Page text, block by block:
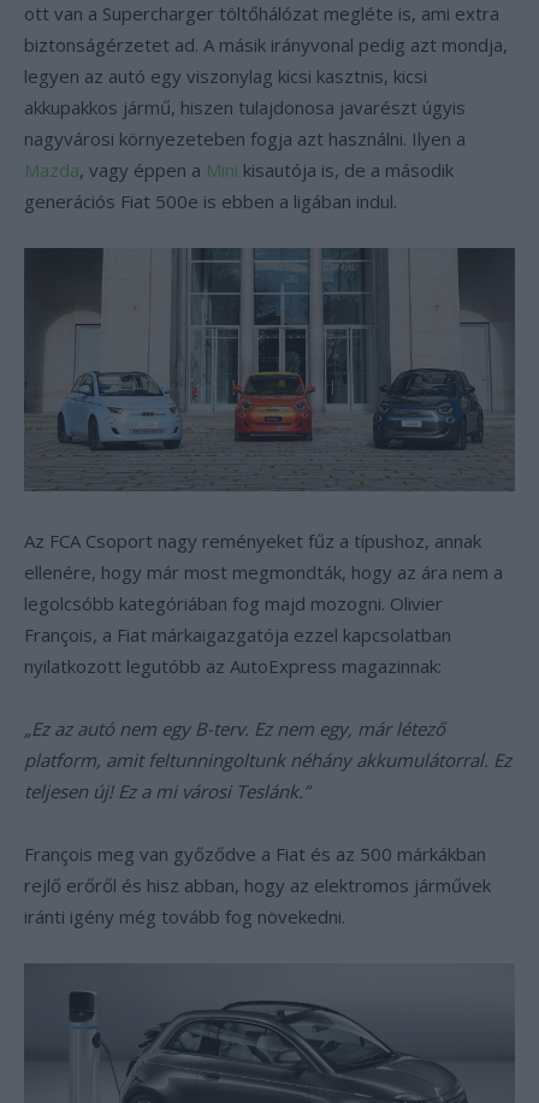
ott van a Supercharger töltőhálózat megléte is, ami extra
biztonságérzetet ad. A másik irányvonal pedig azt mondja,
legyen az autó egy viszonylag kicsi kasztnis, kicsi
akkupakkos jármű, hiszen tulajdonosa javarészt úgyis
nagyvárosi környezeteben fogja azt használni. Ilyen a
Mazda, vagy éppen a Mini kisautója is, de a második
generációs Fiat 500e is ebben a ligában indul.
Az FCA Csoport nagy reményeket fűz a típushoz, annak
ellenére, hogy már most megmondták, hogy az ára nem a
legolcsóbb kategóriában fog majd mozogni. Olivier
François, a Fiat márkaigazgatója ezzel kapcsolatban
nyilatkozott legutóbb az AutoExpress magazinnak:
„Ez az autó nem egy B-terv. Ez nem egy, már létező
platform, amit feltunningoltunk néhány akkumulátorral. Ez
teljesen új! Ez a mi városi Teslánk.”
François meg van győződve a Fiat és az 500 márkákban
rejlő erőről és hisz abban, hogy az elektromos járművek
iránti igény még tovább fog növekedni.